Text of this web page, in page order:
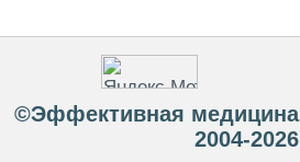
©Эффективная медицина
2004-2026